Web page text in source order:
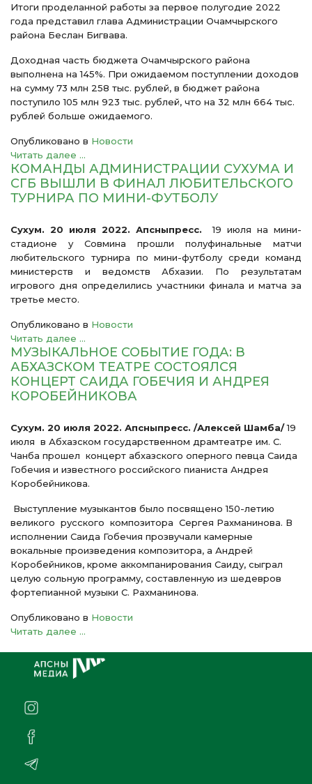
Итоги проделанной работы за первое полугодие 2022
года представил глава Администрации Очамчырского
района Беслан Бигвава.
Доходная часть бюджета Очамчырского района
выполнена на 145%. При ожидаемом поступлении доходов
на сумму 73 млн 258 тыс. рублей, в бюджет района
поступило 105 млн 923 тыс. рублей, что на 32 млн 664 тыс.
рублей больше ожидаемого.
Опубликовано в Новости
Читать далее ...
КОМАНДЫ АДМИНИСТРАЦИИ СУХУМА И
СГБ ВЫШЛИ В ФИНАЛ ЛЮБИТЕЛЬСКОГО
ТУРНИРА ПО МИНИ-ФУТБОЛУ
Сухум. 20 июля 2022. Апсныпресс. 19 июля на мини-
стадионе у Совмина прошли полуфинальные матчи
любительского турнира по мини-футболу среди команд
министерств и ведомств Абхазии. По результатам
игрового дня определились участники финала и матча за
третье место.
Опубликовано в Новости
Читать далее ...
МУЗЫКАЛЬНОЕ СОБЫТИЕ ГОДА: В
АБХАЗСКОМ ТЕАТРЕ СОСТОЯЛСЯ
КОНЦЕРТ САИДА ГОБЕЧИЯ И АНДРЕЯ
КОРОБЕЙНИКОВА
Сухум. 20 июля 2022. Апсныпресс. /Алексей Шамба/19
июля в Абхазском государственном драмтеатре им. С.
Чанба прошел концерт абхазского оперного певца Саида
Гобечия и известного российского пианиста Андрея
Коробейникова.
Выступление музыкантов было посвящено 150-летию
великого русского композитора Сергея Рахманинова. В
исполнении Саида Гобечия прозвучали камерные
вокальные произведения композитора, а Андрей
Коробейников, кроме аккомпанирования Саиду, сыграл
целую сольную программу, составленную из шедевров
фортепианной музыки С. Рахманинова.
Опубликовано в Новости
Читать далее ...